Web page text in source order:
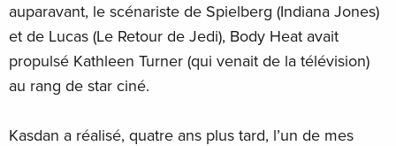
auparavant, le scénariste de Spielberg (Indiana Jones)
et de Lucas (Le Retour de Jedi), Body Heat avait
propulsé Kathleen Turner (qui venait de la télévision)
au rang de star ciné.
Kasdan a réalisé, quatre ans plus tard, l’un de mes